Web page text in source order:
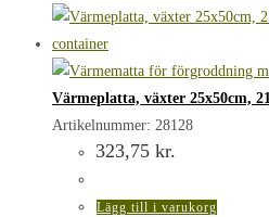
Värmeplatta, växter 25x50cm,
Artikelnummer: 28128
323,75 kr.
Lägg till i varukorg